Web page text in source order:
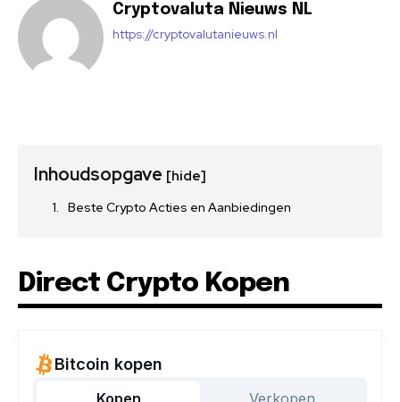
Cryptovaluta Nieuws NL
https://cryptovalutanieuws.nl
Inhoudsopgave [hide]
Beste Crypto Acties en Aanbiedingen
Direct Crypto Kopen